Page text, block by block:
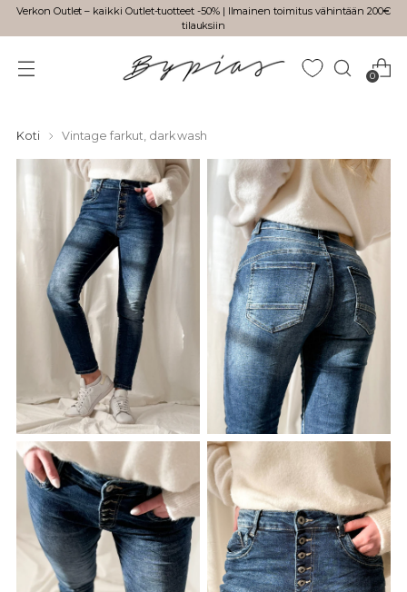
Verkon Outlet – kaikki Outlet-tuotteet -50% | Ilmainen toimitus vähintään 200€
tilauksiin
0
Koti Vintage farkut, dark wash